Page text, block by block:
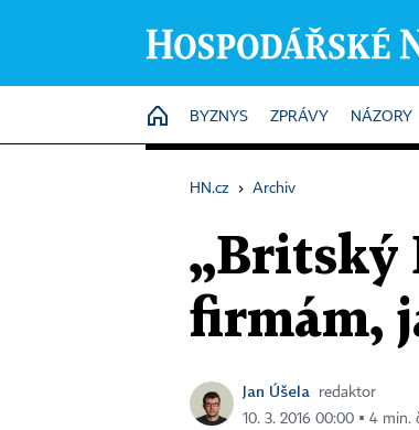
HOME
BYZNYS ZPRÁVY NÁZORY
HN.cz › Archiv
„Britský
firmám,
Jan Úšela
redaktor
10. 3. 2016 00:00 ▪ 4 min.